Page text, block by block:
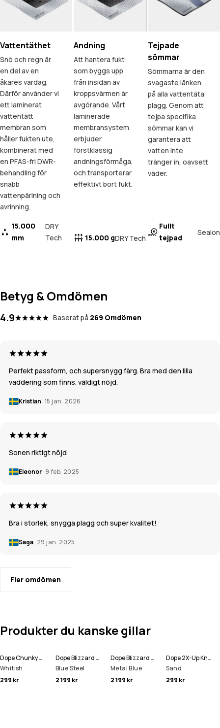
Vattentäthet
Snö och regn är
en del av en
åkares vardag.
Därför använder vi
ett laminerat
vattentätt
membran som
håller fukten ute,
kombinerat med
en PFAS-fri DWR-
behandling för
snabb
vattenpärlning och
avrinning.
15.000
mm
DRY
Tech
Andning
Att hantera fukt
som byggs upp
från insidan av
kroppsvärmen är
avgörande. Vårt
laminerade
membransystem
erbjuder
förstklassig
andningsförmåga,
och transporterar
effektivt bort fukt.
15.000 gDRY Tech
Tejpade
sömmar
Sömmarna är den
svagaste länken
på alla vattentäta
plagg. Genom att
tejpa specifika
sömmar kan vi
garantera att
vatten inte
tränger in, oavsett
väder.
Fullt
tejpad
Sealon
Betyg & Omdömen
4.9 Baserat på 269 Omdömen
Perfekt passform, och supersnygg färg. Bra med den lilla
vaddering som finns. väldigt nöjd.
Kristian 15 jan. 2026
Sonen riktigt nöjd
Eleonor 9 feb. 2025
Bra i storlek, snygga plagg och super kvalitet!
Saga 29 jan. 2025
Fler omdömen
Produkter du kanske gillar
Dope Chunky Mössa
Whitish
299 kr
Dope Blizzard Full Zip Snowboardjacka Man
Blue Steel
2 199 kr
Dope Blizzard Full Zip Skidjacka Man
Metal Blue
2 199 kr
Dope 2X-Up Knitted Ansiktsmask
Sand
299 kr